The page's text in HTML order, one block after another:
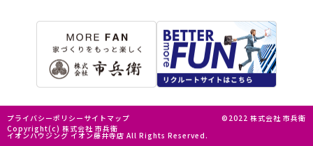
プライバシーポリシー サイトマップ
©2022 株式会社 市兵衛
Copyright(c) 株式会社 市兵衛
イオンハウジング イオン藤井寺店 All Rights Reserved.